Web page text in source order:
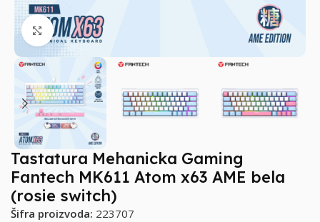
Klikni za uvećanje
Tastatura Mehanicka Gaming
Fantech MK611 Atom x63 AME bela
(rosie switch)
Šifra proizvoda: 223707